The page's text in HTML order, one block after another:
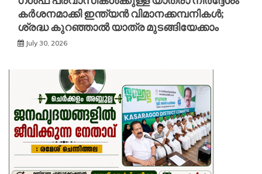
കർശനമാക്കി ഇന്ത്യൻ വിമാനക്കമ്പനികൾ;
ശ്രദ്ധ കുറഞ്ഞാൽ യാത്ര മുടങ്ങിയേക്കാം
July 30, 2026